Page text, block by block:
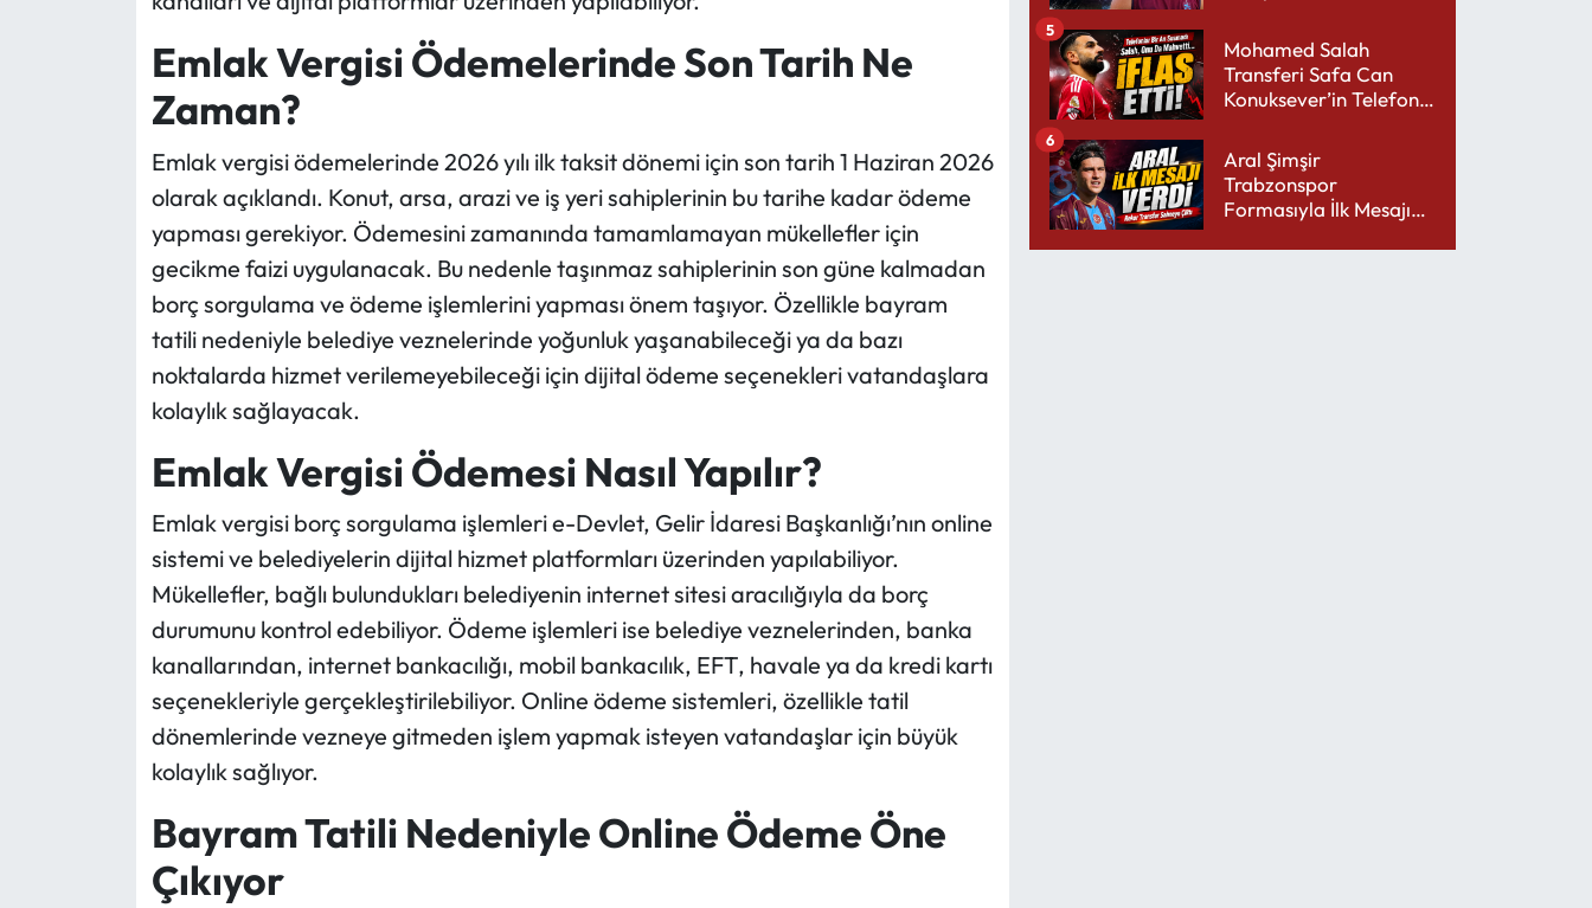
Emlak Vergisi Ödemelerinde Son Tarih Ne
Zaman?
Emlak vergisi ödemelerinde 2026 yılı ilk taksit dönemi için son tarih 1 Haziran 2026
olarak açıklandı. Konut, arsa, arazi ve iş yeri sahiplerinin bu tarihe kadar ödeme
yapması gerekiyor. Ödemesini zamanında tamamlamayan mükellefler için
gecikme faizi uygulanacak. Bu nedenle taşınmaz sahiplerinin son güne kalmadan
borç sorgulama ve ödeme işlemlerini yapması önem taşıyor. Özellikle bayram
tatili nedeniyle belediye veznelerinde yoğunluk yaşanabileceği ya da bazı
noktalarda hizmet verilemeyebileceği için dijital ödeme seçenekleri vatandaşlara
kolaylık sağlayacak.
Emlak Vergisi Ödemesi Nasıl Yapılır?
Emlak vergisi borç sorgulama işlemleri e-Devlet, Gelir İdaresi Başkanlığı’nın online
sistemi ve belediyelerin dijital hizmet platformları üzerinden yapılabiliyor.
Mükellefler, bağlı bulundukları belediyenin internet sitesi aracılığıyla da borç
durumunu kontrol edebiliyor. Ödeme işlemleri ise belediye veznelerinden, banka
kanallarından, internet bankacılığı, mobil bankacılık, EFT, havale ya da kredi kartı
seçenekleriyle gerçekleştirilebiliyor. Online ödeme sistemleri, özellikle tatil
dönemlerinde vezneye gitmeden işlem yapmak isteyen vatandaşlar için büyük
kolaylık sağlıyor.
Bayram Tatili Nedeniyle Online Ödeme Öne
Çıkıyor
Mohamed Salah
Transferi Safa Can
Konuksever’in Telefon
5
Aral Şimşir
Trabzonspor
Formasıyla İlk Mesajını
6